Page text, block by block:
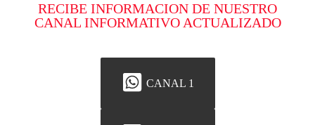
RECIBE INFORMACION DE NUESTRO
CANAL INFORMATIVO ACTUALIZADO
CANAL 1